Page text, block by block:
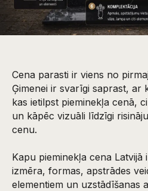
Cena parasti ir viens no
Ģimenei ir svarīgi saprast, ar
kas ietilpst pieminekļa cenā,
un kāpēc vizuāli līdzīgi
cenu.
Kapu pieminekļa cena
izmēra, formas, apstrādes
elementiem un uzstādīšanas